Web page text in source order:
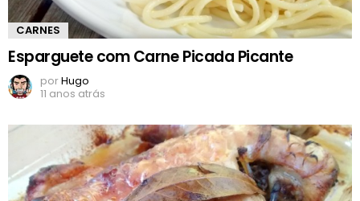
CARNES
Esparguete com Carne Picada Picante
porHugo
11 anos atrás